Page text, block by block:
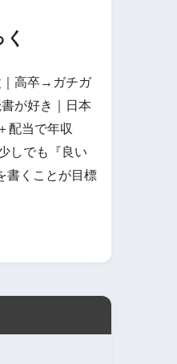
｜高卒→ガチガ
が好き｜日本
配当で年収
しでも『良い
書くことが目標